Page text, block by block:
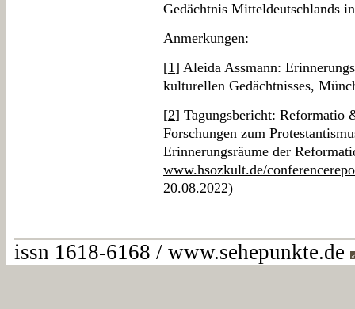
Gedächtnis Mitteldeutschlands
Anmerkungen:
[1] Aleida Assmann:
kulturellen Gedächtnisses,
[2] Tagungsbericht: Reformatio
Forschungen zum
Erinnerungsräume der
www.hsozkult.de/
20.08.2022)
issn 1618-6168 / www.sehepunkte.de